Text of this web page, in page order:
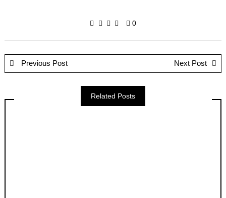
0
Previous Post Next Post
Related Posts